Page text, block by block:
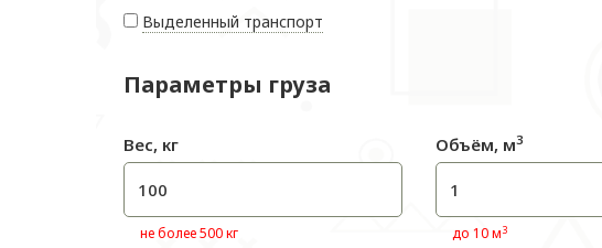
Выделенный транспорт
Параметры груза
Вес, кг
не более 500 кг
Объём, м3
до 10 м3